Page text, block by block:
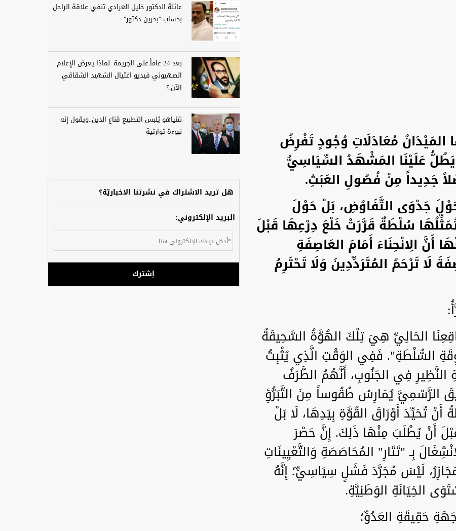
مُعَادَلَاتِ وُجُودٍ تَفْرِضُ
عَلَيْنَا المَشْهَدُ السِّيَاسِيُّ
جَدِيداً مِنْ فُصُولِ العَبَثِ.
جَدْوَى التَّفَاوُضِ، بَلْ حَوْلَ
سُلْطَةٌ قَرَّرَتْ خَلْعَ دِرْعِهَا قَبْلَ
أَنَّ الِانْحِنَاءَ أَمَامَ العَاصِفَةِ
لَا تَرْحَمُ المُتَرَدِّدِينَ وَلَا تَحْتَرِمُ
الحَالِيِّ هِيَ تِلْكَ الهُوَّةُ السَّحِيقَةُ
السُّلْطَةِ". فَفِي الوَقْتِ الَّذِي يُثْبِتُ
النَّظِيرِ فِي الجَنُوبِ، أَنَّهُمُ الطَّرَفُ
الرَّسْمِيَّ يُمَارِسُ طُقُوساً مِنَ التَّبَرُّؤِ
تُحَيِّدَ أَوْرَاقَ القُوَّةِ بِيَدِهَا، لَا بَلْ
أَنْ يُطْلَبَ مِنْهَا ذَلِكَ. إِنَّ حَصْرَ
بِـ "تَتَارِ" المُحَاصَصَةِ وَالتَّعْيِينَاتِ
لَيْسَ مُجَرَّدَ فَشَلٍ سِيَاسِيٍّ؛ إِنَّهُ
الخِيَانَةِ الوَطَنِيَّةِ.
حَقِيقَةِ العَدُوِّ؛
عائلة الدكتور خليل العرادي تنفي علاقة الراحل
بحساب "بحرين دكتور"
بعد 24 عاماً.على الجريمة .لماذا يعرض الإعلام
الصهيوني فيديو اغتيال الشهيد الشقاقي
الآن.؟
نتنياهو يُلبس التطبيع قناع الدين..ويقول إنه
نبوءة توارتية
هل تريد الاشتراك في نشرتنا الاخباريّة؟
البريد الإلكتروني:
إشترك